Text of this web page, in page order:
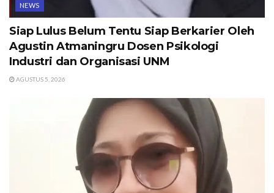
NEWS
Siap Lulus Belum Tentu Siap Berkarier Oleh
Agustin Atmaningru Dosen Psikologi
Industri dan Organisasi UNM
AGUSTUS 5, 2026